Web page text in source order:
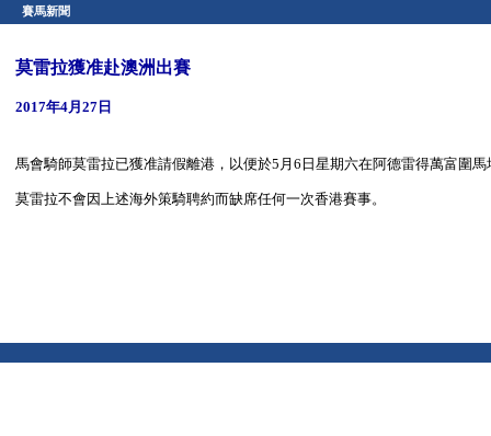
賽馬新聞
莫雷拉獲准赴澳洲出賽
2017年4月27日
馬會騎師莫雷拉已獲准請假離港，以便於5月6日星期六在阿德雷得萬富圍馬
莫雷拉不會因上述海外策騎聘約而缺席任何一次香港賽事。